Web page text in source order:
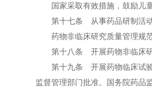
国家采取有效措施，鼓励儿童
第十七条 从事药品研制活动，
药物非临床研究质量管理规范
第十八条 开展药物非临床研究
第十九条 开展药物临床试验
监督管理部门批准。国务院药品